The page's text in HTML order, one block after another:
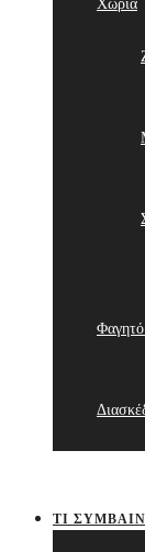
Χωριά
ΤΙ